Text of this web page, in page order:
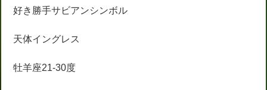
好き勝手サビアンシンボル
天体イングレス
牡羊座21-30度